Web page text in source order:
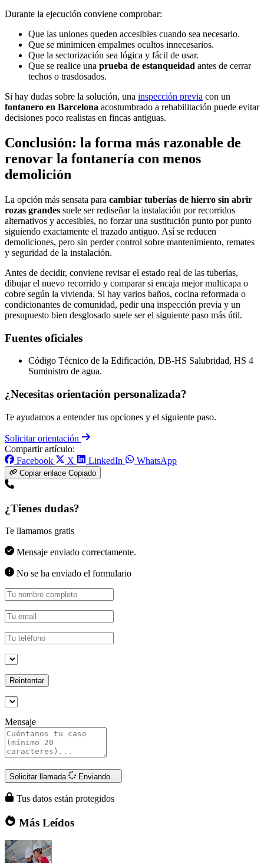
Durante la ejecución conviene comprobar:
Que las uniones queden accesibles cuando sea necesario.
Que se minimicen empalmes ocultos innecesarios.
Que la sectorización sea lógica y fácil de usar.
Que se realice una prueba de estanqueidad antes de cerrar
techos o trasdosados.
Si hay dudas sobre la solución, una inspección previa con un
fontanero en Barcelona acostumbrado a rehabilitación puede evitar
decisiones poco realistas en fincas antiguas.
Conclusión: la forma más razonable de
renovar la fontanería con menos
demolición
La opción más sensata para cambiar tuberías de hierro sin abrir
rozas grandes suele ser rediseñar la instalación por recorridos
alternativos y accesibles, no forzar una sustitución punto por punto
siguiendo exactamente el trazado antiguo. Así se reducen
demoliciones, pero sin perder control sobre mantenimiento, remates
y seguridad de la instalación.
Antes de decidir, conviene revisar el estado real de las tuberías,
dibujar el nuevo recorrido y comparar si encaja mejor multicapa o
cobre según la vivienda. Si hay varios baños, cocina reformada o
condicionantes de comunidad, pedir una inspección previa y un
presupuesto bien desglosado suele ser el siguiente paso más útil.
Fuentes oficiales
Código Técnico de la Edificación, DB-HS Salubridad, HS 4
Suministro de agua.
¿Necesitas orientación personalizada?
Te ayudamos a entender tus opciones y el siguiente paso.
Solicitar orientación
Compartir artículo:
Facebook
X LinkedIn WhatsApp
Copiar enlace Copiado
¿Tienes dudas?
Te llamamos gratis
Mensaje enviado correctamente.
No se ha enviado el formulario
Reintentar
Mensaje
Solicitar llamada Enviando...
Tus datos están protegidos
Más Leídos